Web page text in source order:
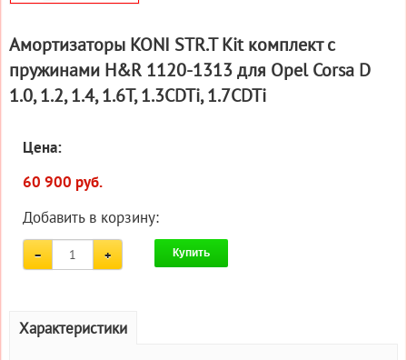
Амортизаторы KONI STR.T Kit комплект c
пружинами H&R 1120-1313 для Opel Corsa D
1.0, 1.2, 1.4, 1.6T, 1.3CDTi, 1.7CDTi
Цена:
60 900 руб.
Добавить в корзину:
Купить
Характеристики